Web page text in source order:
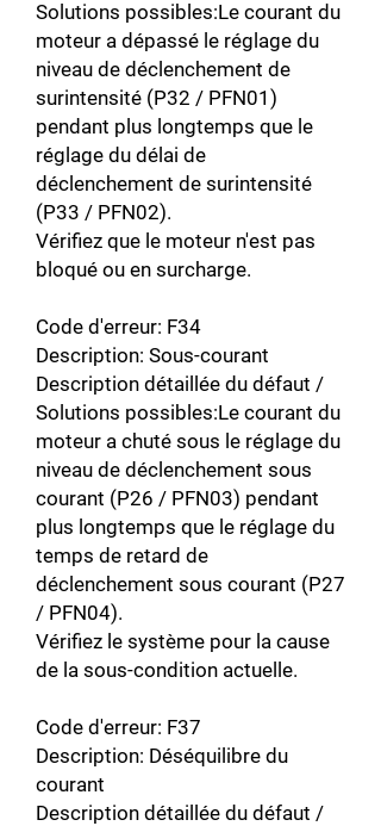
Solutions possibles:Le courant du
moteur a dépassé le réglage du
niveau de déclenchement de
surintensité (P32 / PFN01)
pendant plus longtemps que le
réglage du délai de
déclenchement de surintensité
(P33 / PFN02).
Vérifiez que le moteur n'est pas
bloqué ou en surcharge.
Code d'erreur: F34
Description: Sous-courant
Description détaillée du défaut /
Solutions possibles:Le courant du
moteur a chuté sous le réglage du
niveau de déclenchement sous
courant (P26 / PFN03) pendant
plus longtemps que le réglage du
temps de retard de
déclenchement sous courant (P27
/ PFN04).
Vérifiez le système pour la cause
de la sous-condition actuelle.
Code d'erreur: F37
Description: Déséquilibre du
courant
Description détaillée du défaut /